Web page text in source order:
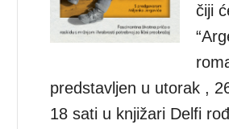
čiji
predstavljen u utorak ,
18 sati u knjižari Delfi